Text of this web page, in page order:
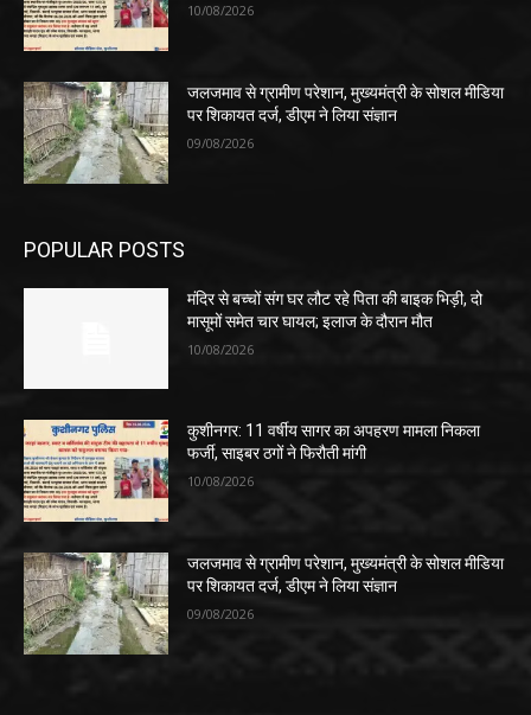
10/08/2026
जलजमाव से ग्रामीण परेशान, मुख्यमंत्री के सोशल मीडिया
पर शिकायत दर्ज, डीएम ने लिया संज्ञान
09/08/2026
POPULAR POSTS
मंदिर से बच्चों संग घर लौट रहे पिता की बाइक भिड़ी, दो
मासूमों समेत चार घायल; इलाज के दौरान मौत
10/08/2026
कुशीनगर: 11 वर्षीय सागर का अपहरण मामला निकला
फर्जी, साइबर ठगों ने फिरौती मांगी
10/08/2026
जलजमाव से ग्रामीण परेशान, मुख्यमंत्री के सोशल मीडिया
पर शिकायत दर्ज, डीएम ने लिया संज्ञान
09/08/2026